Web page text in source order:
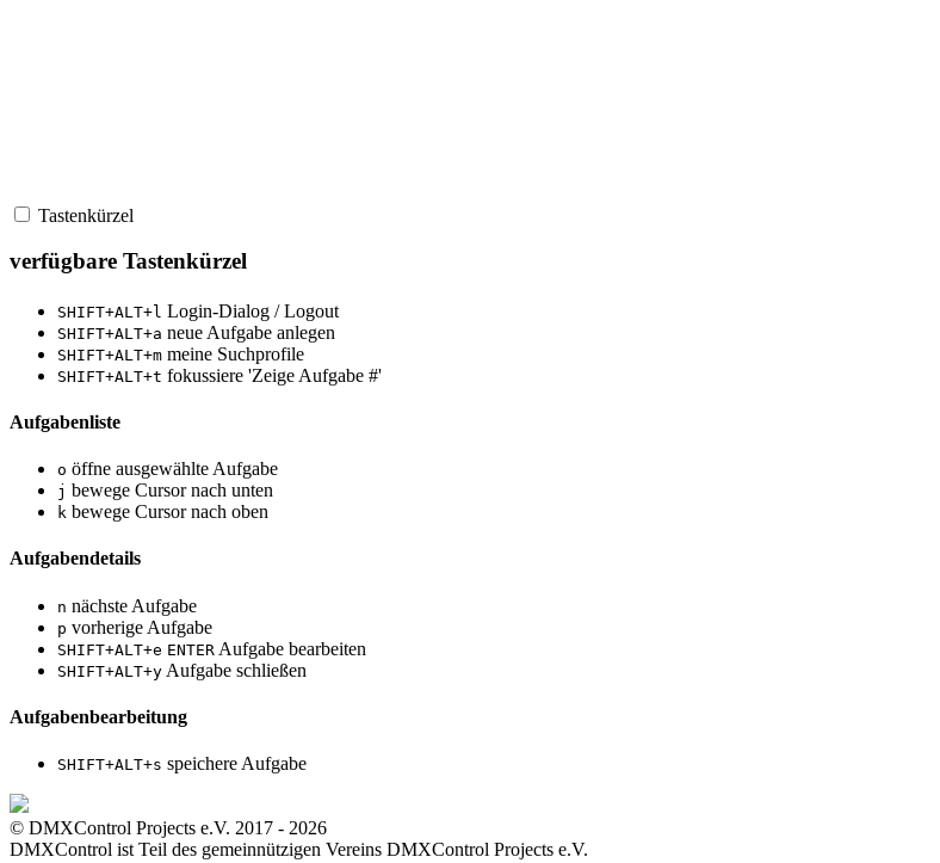
Tastenkürzel
verfügbare Tastenkürzel
SHIFT+ALT+l Login-Dialog / Logout
SHIFT+ALT+a neue Aufgabe anlegen
SHIFT+ALT+m meine Suchprofile
SHIFT+ALT+t fokussiere 'Zeige Aufgabe #'
Aufgabenliste
o öffne ausgewählte Aufgabe
j bewege Cursor nach unten
k bewege Cursor nach oben
Aufgabendetails
n nächste Aufgabe
p vorherige Aufgabe
SHIFT+ALT+e ENTER Aufgabe bearbeiten
SHIFT+ALT+y Aufgabe schließen
Aufgabenbearbeitung
SHIFT+ALT+s speichere Aufgabe
© DMXControl Projects e.V. 2017 - 2026
DMXControl ist Teil des gemein­nützigen Vereins DMXControl Projects e.V.